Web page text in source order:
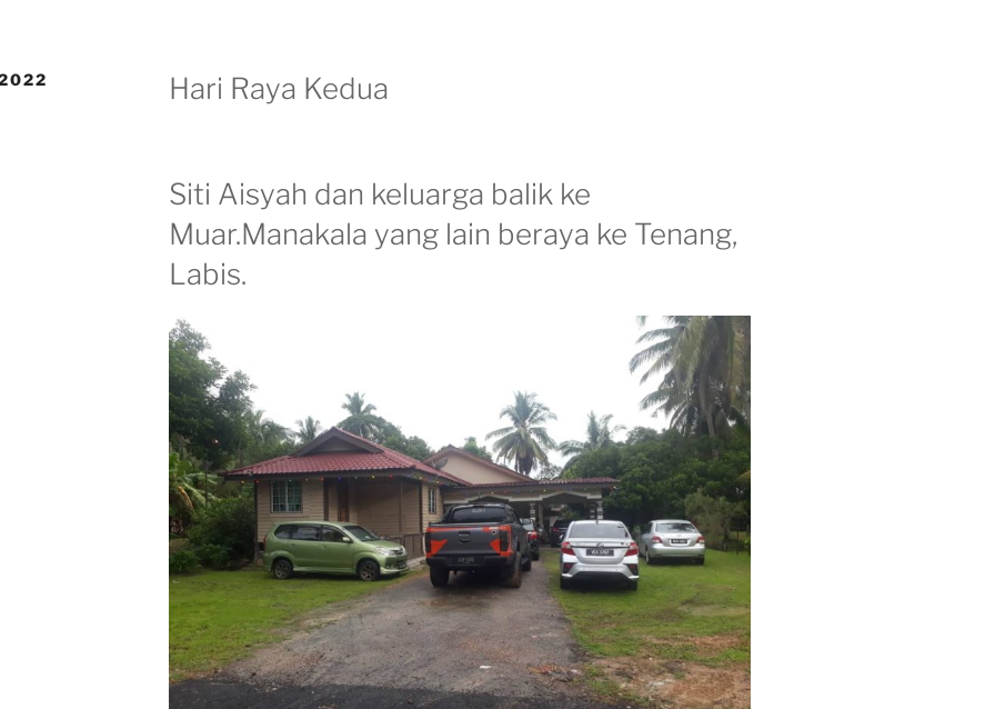
Hari Raya Kedua
Siti Aisyah dan keluarga balik ke
Muar.Manakala yang lain beraya ke Tenang,
Labis.